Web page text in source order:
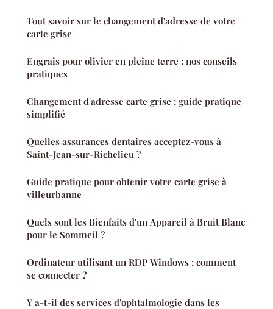
Tout savoir sur le changement d'adresse de votre
carte grise
Engrais pour olivier en pleine terre : nos conseils
pratiques
Changement d'adresse carte grise : guide pratique
simplifié
Quelles assurances dentaires acceptez-vous à
Saint-Jean-sur-Richelieu ?
Guide pratique pour obtenir votre carte grise à
villeurbanne
Quels sont les Bienfaits d'un Appareil à Bruit Blanc
pour le Sommeil ?
Ordinateur utilisant un RDP Windows : comment
se connecter ?
Y a-t-il des services d'ophtalmologie dans les